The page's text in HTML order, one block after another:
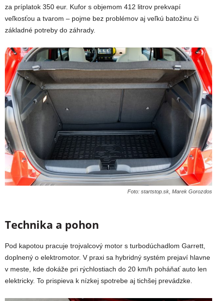
za príplatok 350 eur. Kufor s objemom 412 litrov prekvapí
veľkosťou a tvarom – pojme bez problémov aj veľkú batožinu či
základné potreby do záhrady.
Foto: startstop.sk, Marek Gorozdos
Technika a pohon
Pod kapotou pracuje trojvalcový motor s turbodúchadlom Garrett,
doplnený o elektromotor. V praxi sa hybridný systém prejaví hlavne
v meste, kde dokáže pri rýchlostiach do 20 km/h poháňať auto len
elektricky. To prispieva k nízkej spotrebe aj tichšej prevádzke.